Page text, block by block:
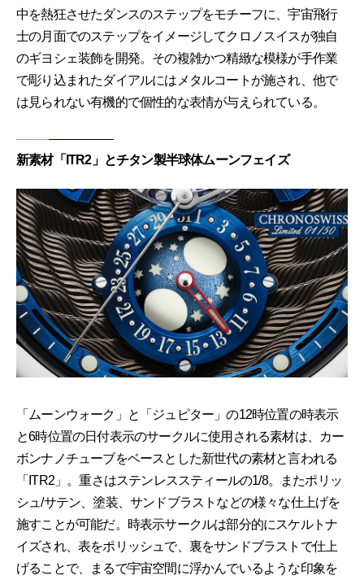
中を熱狂させたダンスのステップをモチーフに、宇宙飛行
士の月面でのステップをイメージしてクロノスイスが独自
のギヨシェ装飾を開発。その複雑かつ精緻な模様が手作業
で彫り込まれたダイアルにはメタルコートが施され、他で
は見られない有機的で個性的な表情が与えられている。
新素材「ITR2」とチタン製半球体ムーンフェイズ
「ムーンウォーク」と「ジュピター」の12時位置の時表示
と6時位置の日付表示のサークルに使用される素材は、カー
ボンナノチューブをベースとした新世代の素材と言われる
「ITR2」。重さはステンレススティールの1/8。またポリッ
シュ/サテン、塗装、サンドブラストなどの様々な仕上げを
施すことが可能だ。時表示サークルは部分的にスケルトナ
イズされ、表をポリッシュで、裏をサンドブラストで仕上
げることで、まるで宇宙空間に浮かんでいるような印象を